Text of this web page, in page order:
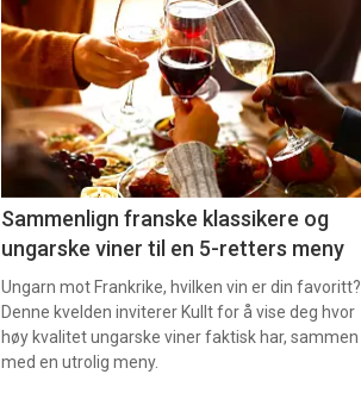
akkurat
nå
-
5
Sammenlign franske klassikere og
ungarske viner til en 5-retters meny
Ungarn mot Frankrike, hvilken vin er din favoritt?
Denne kvelden inviterer Kullt for å vise deg hvor
høy kvalitet ungarske viner faktisk har, sammen
med en utrolig meny.